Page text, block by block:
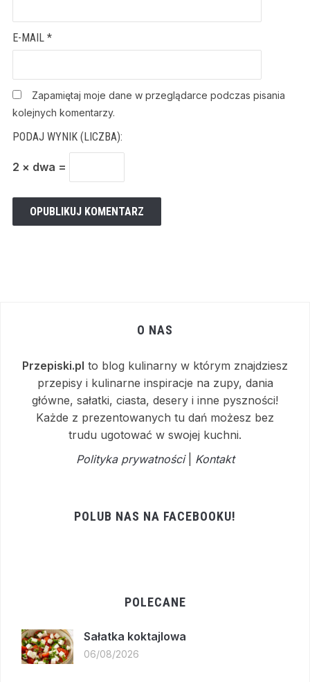
E-MAIL *
Zapamiętaj moje dane w przeglądarce podczas pisania
kolejnych komentarzy.
PODAJ WYNIK (LICZBA):
2 × dwa =
O NAS
Przepiski.pl to blog kulinarny w którym znajdziesz
przepisy i kulinarne inspiracje na zupy, dania
główne, sałatki, ciasta, desery i inne pyszności!
Każde z prezentowanych tu dań możesz bez
trudu ugotować w swojej kuchni.
Polityka prywatności| Kontakt
POLUB NAS NA FACEBOOKU!
POLECANE
Sałatka koktajlowa
06/08/2026